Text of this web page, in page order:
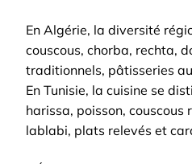
En Algérie, la diversité
couscous, chorba, rechta,
traditionnels, pâtisseries
En Tunisie, la cuisine se
harissa, poisson, couscous
lablabi, plats relevés et